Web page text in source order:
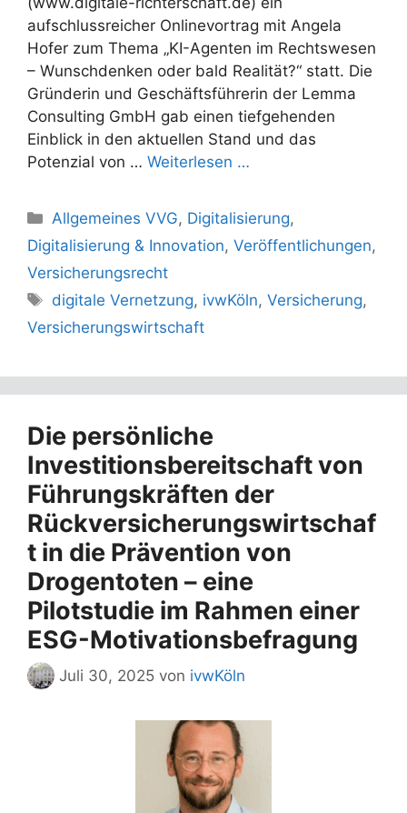
aufschlussreicher Onlinevortrag mit Angela
Hofer zum Thema „KI-Agenten im Rechtswesen
– Wunschdenken oder bald Realität?“ statt. Die
Gründerin und Geschäftsführerin der Lemma
Consulting GmbH gab einen tiefgehenden
Einblick in den aktuellen Stand und das
Potenzial von … Weiterlesen …
Kategorien
Allgemeines VVG, Digitalisierung,
Digitalisierung & Innovation, Veröffentlichungen,
Versicherungsrecht
Schlagwörter
digitale Vernetzung, ivwKöln,Versicherung,
Versicherungswirtschaft
Die persönliche
Investitionsbereitschaft von
Führungskräften der
Rückversicherungswirtschaf
t in die Prävention von
Drogentoten – eine
Pilotstudie im Rahmen einer
ESG-Motivationsbefragung
Juli 30, 2025 von ivwKöln